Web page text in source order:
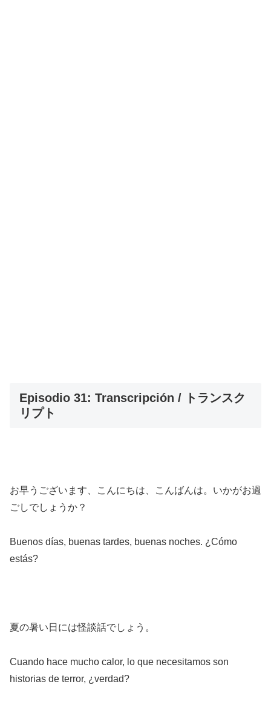
Episodio 31: Transcripción / トランスク
リプト
お早うございます、こんにちは、こんばんは。いかがお過
ごしでしょうか？
Buenos días, buenas tardes, buenas noches. ¿Cómo
estás?
夏の暑い日には怪談話でしょう。
Cuando hace mucho calor, lo que necesitamos son
historias de terror, ¿verdad?